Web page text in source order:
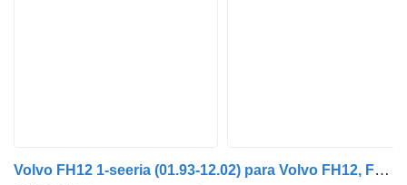
Volvo FH12 1-seeria (01.93-12.02) para Volvo FH12, FH16, NH12, FH, VNL780 (1993-2014)